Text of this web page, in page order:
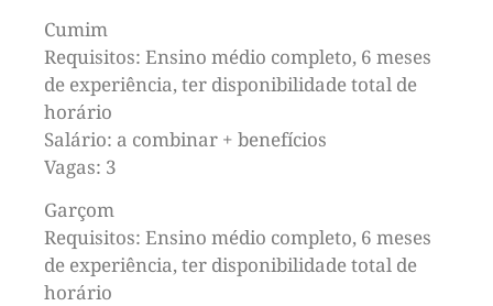
Cumim
Requisitos: Ensino médio completo, 6 meses
de experiência, ter disponibilidade total de
horário
Salário: a combinar + benefícios
Vagas: 3
Garçom
Requisitos: Ensino médio completo, 6 meses
de experiência, ter disponibilidade total de
horário